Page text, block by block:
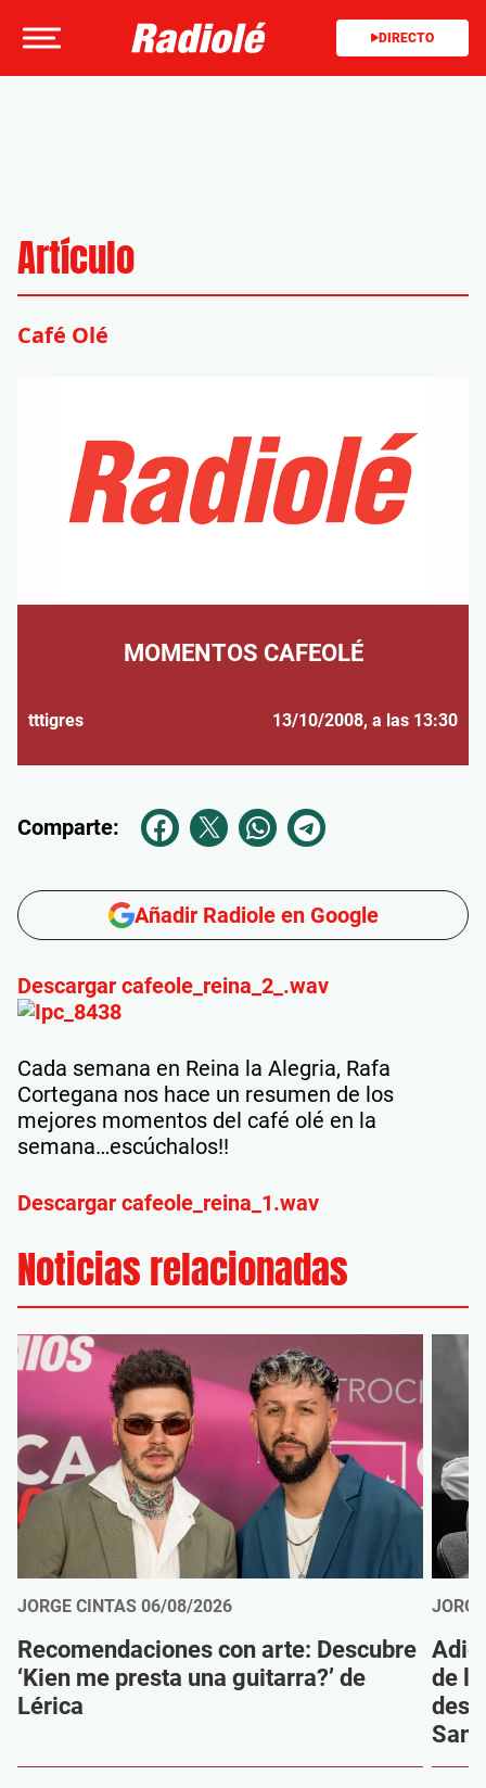
DIRECTO
Artículo
Café Olé
MOMENTOS CAFEOLÉ
tttigres 13/10/2008, a las 13:30
Comparte:
Añadir Radiole en Google
Descargar cafeole_reina_2_.wav
Cada semana en Reina la Alegria, Rafa
Cortegana nos hace un resumen de los
mejores momentos del café olé en la
semana…escúchalos!!
Descargar cafeole_reina_1.wav
Noticias relacionadas
JORGE CINTAS 06/08/2026
Recomendaciones con arte: Descubre
‘Kien me presta una guitarra?’ de
Lérica
de
Sanz